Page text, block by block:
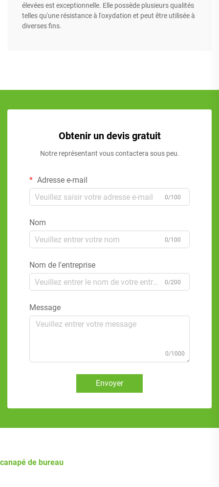
élevées est exceptionnelle. Elle possède plusieurs qualités
telles qu'une résistance à l'oxydation et peut être utilisée à
diverses fins.
Obtenir un devis gratuit
Notre représentant vous contactera sous peu.
Adresse e-mail
0/100
Nom
0/100
Nom de l'entreprise
0/200
Message
0/1000
Envoyer
canapé de bureau